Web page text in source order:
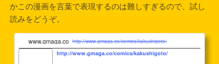
かこの漫画を言葉で表現するのは難しすぎるので、試し
読みをどうぞ。
www.gmaga.co http://www.gmaga.co/comics/kakushigoto/
http://www.gmaga.co/comics/kakushigoto/